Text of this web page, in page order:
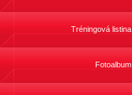
Tréningová listina
Fotoalbum